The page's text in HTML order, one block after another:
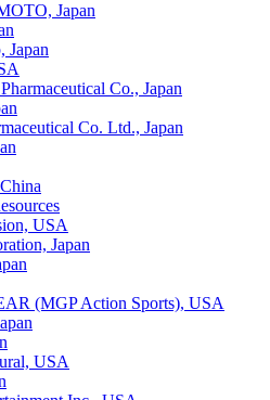
Japan
Japan
Co., Japan
Co. Ltd., Japan
USA
Japan
(MGP Action Sports), USA
USA